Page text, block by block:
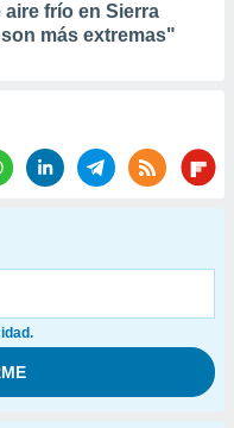
frío en Sierra
más extremas"